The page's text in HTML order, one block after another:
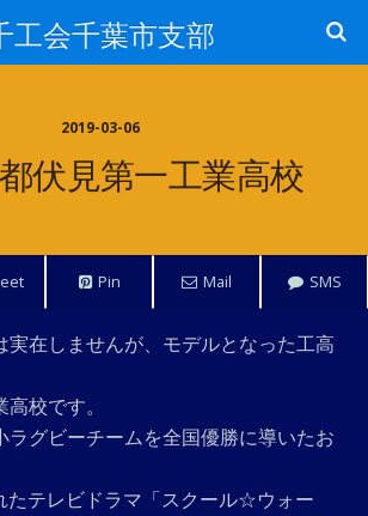
工会千葉市支部
2019-03-06
伏見第一工業高校
Pin Mail SMS
実在しませんが、モデルとなった工高
校です。
ラグビーチームを全国優勝に導いたお
たテレビドラマ「スクール☆ウォー